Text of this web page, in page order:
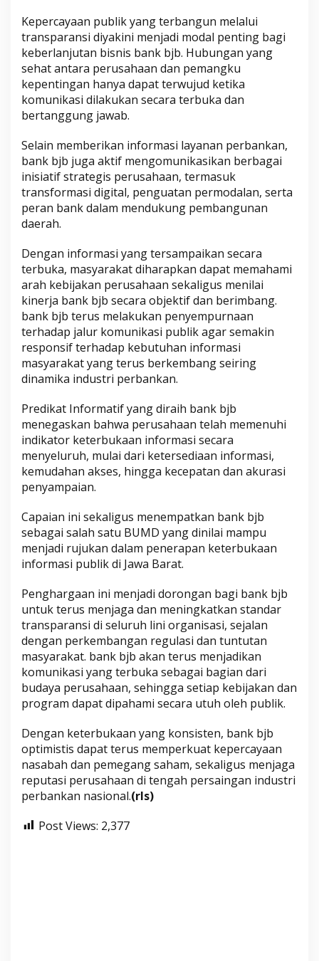
Kepercayaan publik yang terbangun melalui
transparansi diyakini menjadi modal penting bagi
keberlanjutan bisnis bank bjb. Hubungan yang
sehat antara perusahaan dan pemangku
kepentingan hanya dapat terwujud ketika
komunikasi dilakukan secara terbuka dan
bertanggung jawab.
Selain memberikan informasi layanan perbankan,
bank bjb juga aktif mengomunikasikan berbagai
inisiatif strategis perusahaan, termasuk
transformasi digital, penguatan permodalan, serta
peran bank dalam mendukung pembangunan
daerah.
Dengan informasi yang tersampaikan secara
terbuka, masyarakat diharapkan dapat memahami
arah kebijakan perusahaan sekaligus menilai
kinerja bank bjb secara objektif dan berimbang.
bank bjb terus melakukan penyempurnaan
terhadap jalur komunikasi publik agar semakin
responsif terhadap kebutuhan informasi
masyarakat yang terus berkembang seiring
dinamika industri perbankan.
Predikat Informatif yang diraih bank bjb
menegaskan bahwa perusahaan telah memenuhi
indikator keterbukaan informasi secara
menyeluruh, mulai dari ketersediaan informasi,
kemudahan akses, hingga kecepatan dan akurasi
penyampaian.
Capaian ini sekaligus menempatkan bank bjb
sebagai salah satu BUMD yang dinilai mampu
menjadi rujukan dalam penerapan keterbukaan
informasi publik di Jawa Barat.
Penghargaan ini menjadi dorongan bagi bank bjb
untuk terus menjaga dan meningkatkan standar
transparansi di seluruh lini organisasi, sejalan
dengan perkembangan regulasi dan tuntutan
masyarakat. bank bjb akan terus menjadikan
komunikasi yang terbuka sebagai bagian dari
budaya perusahaan, sehingga setiap kebijakan dan
program dapat dipahami secara utuh oleh publik.
Dengan keterbukaan yang konsisten, bank bjb
optimistis dapat terus memperkuat kepercayaan
nasabah dan pemegang saham, sekaligus menjaga
reputasi perusahaan di tengah persaingan industri
perbankan nasional.(rls)
Post Views: 2,377